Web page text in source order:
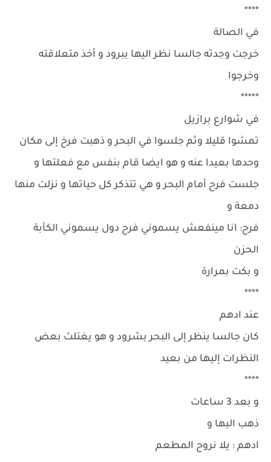
****
في الصالة
خرجت وجدته جالسا نظر اليها ببرود و أخذ متعلاقته
وخرجوا
*****
في شوارع برازيل
تمشوا قليلا وثم جلسوا في البحر و ذهبت فرخ إلى مكان
وحدها بعيدا عنه و هو ايضا قام بنفس مع فعلتها و
جلست فرح أمام البحر و هي تتذكر كل حياتها و نزلت منها
دمعة و
فرح: انا مينفعش يسموني فرح دول يسموني الكأبة
الحزن
و بكت بمرارة
****
عند ادهم
كان جالسا ينظر إلى البحر بشرود و هو يغتلث بعض
النظرات إليها من بعيد
****
و بعد 3 ساعات
ذهب اليها و
ادهم : يلا نروح المطعم